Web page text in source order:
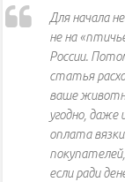
Для начала
не на
России.
статья
ваше
угодно, даже
оплата
если ради